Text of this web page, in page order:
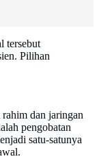
tersebut
Pilihan
dan jaringan
pengobatan
satu-satunya